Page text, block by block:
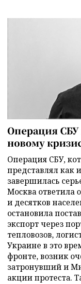
Операция СБУ
новому
Операция СБУ,
представлял как
завершилась
Москва ответила
и десятков
остановила
экспорт через
тепловозов,
Украине в это
фронте, возник
затронувший и
акции протеста.